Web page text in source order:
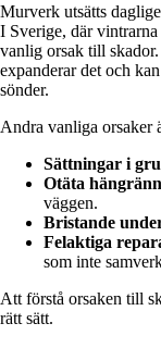
Murverk utsätts
I Sverige, där
vanlig orsak till
expanderar det och
sönder.
Andra vanliga orsaker
Sättningar i
Otäta
väggen.
Bristande
Felaktiga
som inte
Att förstå orsaken till
rätt sätt.